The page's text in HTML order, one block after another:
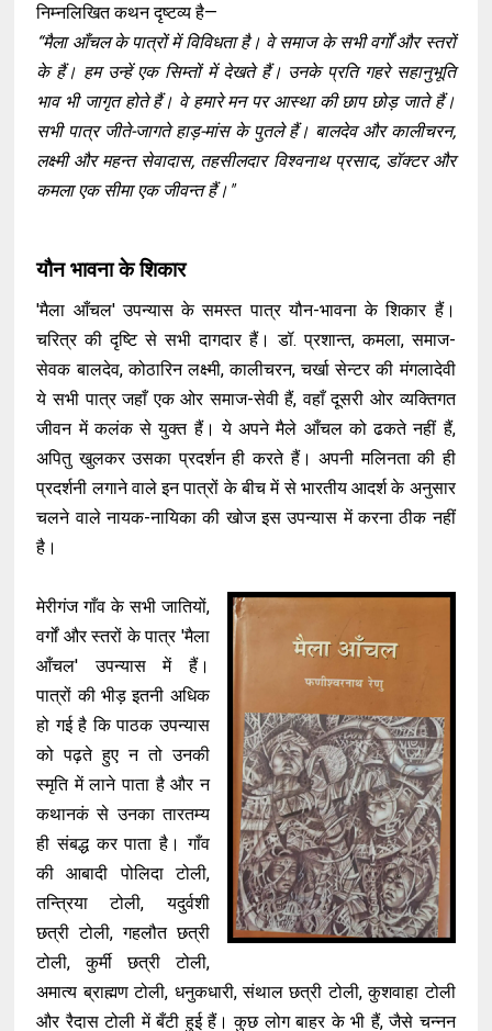
निम्नलिखित कथन दृष्टव्य है—
“मैला आँचल के पात्रों में विविधता है। वे समाज के सभी वर्गों और स्तरों
के हैं। हम उन्हें एक सिम्तों में देखते हैं। उनके प्रति गहरे सहानुभूति
भाव भी जागृत होते हैं। वे हमारे मन पर आस्था की छाप छोड़ जाते हैं।
सभी पात्र जीते-जागते हाड़-मांस के पुतले हैं। बालदेव और कालीचरन,
लक्ष्मी और महन्त सेवादास, तहसीलदार विश्वनाथ प्रसाद, डॉक्टर और
कमला एक सीमा एक जीवन्त हैं।"
यौन भावना के शिकार
'मैला आँचल' उपन्यास के समस्त पात्र यौन-भावना के शिकार हैं।
चरित्र की दृष्टि से सभी दागदार हैं। डॉ. प्रशान्त, कमला, समाज-
सेवक बालदेव, कोठारिन लक्ष्मी, कालीचरन, चर्खा सेन्टर की मंगलादेवी
ये सभी पात्र जहाँ एक ओर समाज-सेवी हैं, वहाँ दूसरी ओर व्यक्तिगत
जीवन में कलंक से युक्त हैं। ये अपने मैले आँचल को ढकते नहीं हैं,
अपितु खुलकर उसका प्रदर्शन ही करते हैं। अपनी मलिनता की ही
प्रदर्शनी लगाने वाले इन पात्रों के बीच में से भारतीय आदर्श के अनुसार
चलने वाले नायक-नायिका की खोज इस उपन्यास में करना ठीक नहीं
है।
मेरीगंज गाँव के सभी जातियों,
वर्गों और स्तरों के पात्र 'मैला
आँचल' उपन्यास में हैं।
पात्रों की भीड़ इतनी अधिक
हो गई है कि पाठक उपन्यास
को पढ़ते हुए न तो उनकी
स्मृति में लाने पाता है और न
कथानकं से उनका तारतम्य
ही संबद्ध कर पाता है। गाँव
की आबादी पोलिदा टोली,
तन्त्रिया टोली, यदुर्वशी
छत्री टोली, गहलौत छत्री
टोली, कुर्मी छत्री टोली,
अमात्य ब्राह्मण टोली, धनुकधारी, संथाल छत्री टोली, कुशवाहा टोली
और रैदास टोली में बँटी हुई हैं। कुछ लोग बाहर के भी हैं, जैसे चन्नन